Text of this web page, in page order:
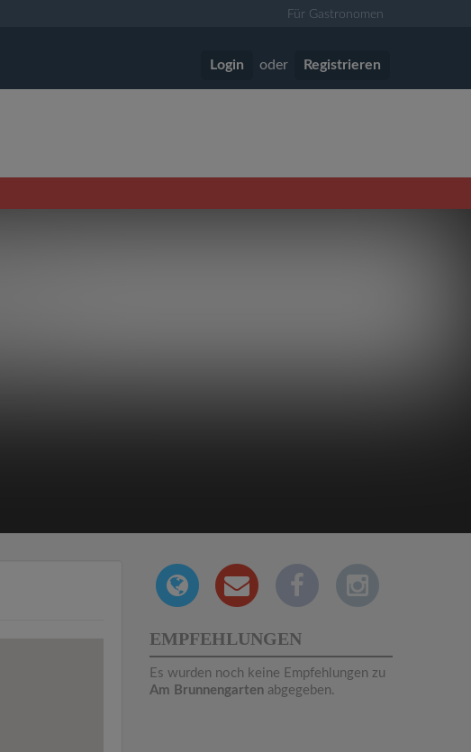
Für Gastronomen
Login oder Registrieren
EMPFEHLUNGEN
Es wurden noch keine Empfehlungen zu
Am Brunnengarten abgegeben.